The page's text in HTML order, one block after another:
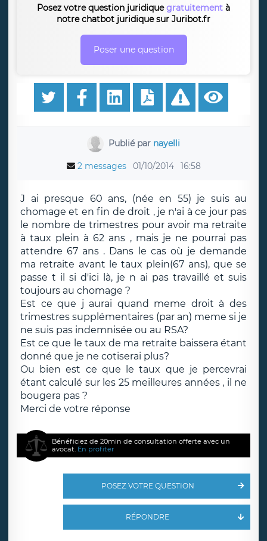
Posez votre question juridiquegratuitement à
notre chatbot juridique sur Juribot.fr
Poser une question
Publié par nayelli
2 messages 01/10/2014 16:58
J ai presque 60 ans, (née en 55) je suis au
chomage et en fin de droit , je n'ai à ce jour pas
le nombre de trimestres pour avoir ma retraite
à taux plein à 62 ans , mais je ne pourrai pas
attendre 67 ans . Dans le cas où je demande
ma retraite avant le taux plein(67 ans), que se
passe t il si d'ici là, je n ai pas travaillé et suis
toujours au chomage ?
Est ce que j aurai quand meme droit à des
trimestres supplémentaires (par an) meme si je
ne suis pas indemnisée ou au RSA?
Est ce que le taux de ma retraite baissera étant
donné que je ne cotiserai plus?
Ou bien est ce que le taux que je percevrai
étant calculé sur les 25 meilleures années , il ne
bougera pas ?
Merci de votre réponse
Bénéficiez de 20min de consultation offerte avec un
avocat. En profiter
POSEZ VOTRE QUESTION
RÉPONDRE